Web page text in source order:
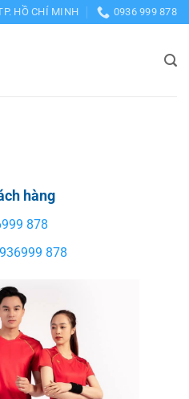
HỒ CHÍ MINH 0936 999 878
hàng
878
878